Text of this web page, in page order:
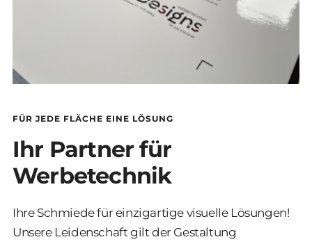
FÜR JEDE FLÄCHE EINE LÖSUNG
Ihr Partner für
Werbetechnik
Ihre Schmiede für einzigartige visuelle Lösungen!
Unsere Leidenschaft gilt der Gestaltung